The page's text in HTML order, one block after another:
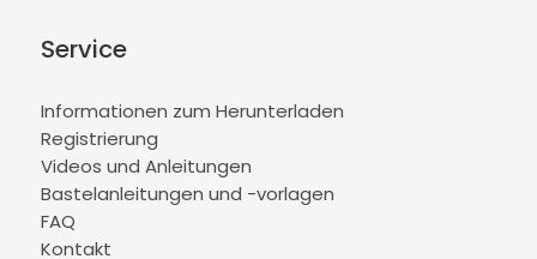
Service
Informationen zum Herunterladen
Registrierung
Videos und Anleitungen
Bastelanleitungen und -vorlagen
FAQ
Kontakt